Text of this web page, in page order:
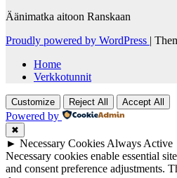
Äänimatka aitoon Ranskaan
Proudly powered by WordPress |
Home
Verkkotunnit
Customize Reject All Accept All
Powered by
✖
► Necessary Cookies Always Active
Necessary cookies enable essential
and consent preference adjustments.